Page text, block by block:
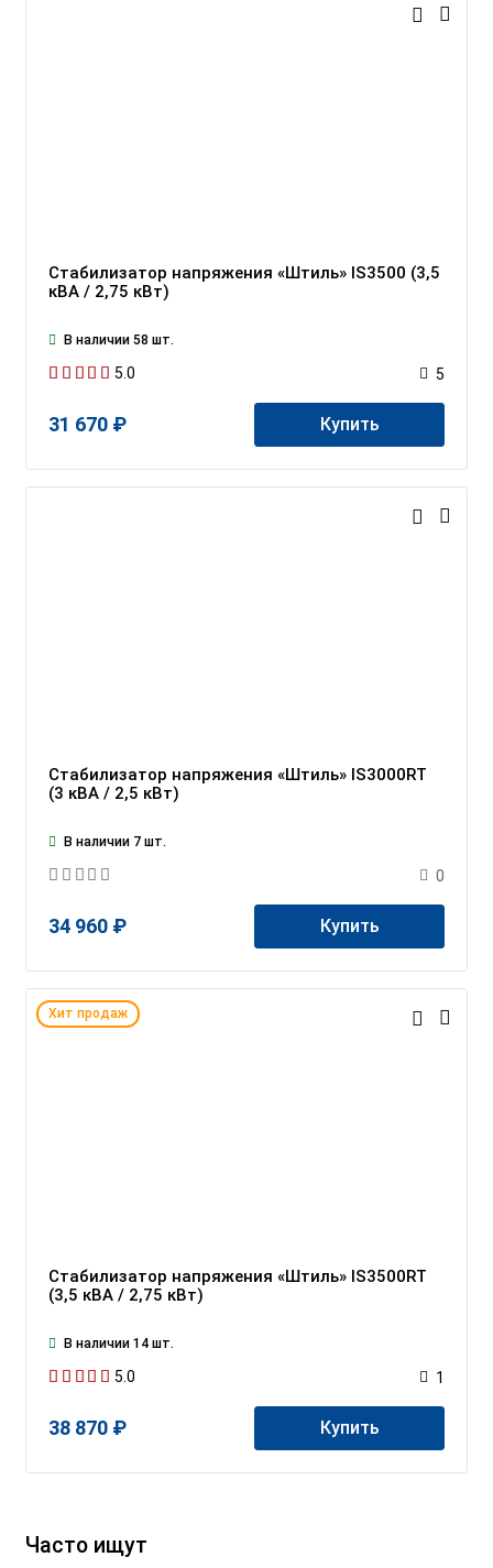
Стабилизатор напряжения «Штиль» IS3500 (3,5
кВА / 2,75 кВт)
В наличии 58 шт.
5.0 5
31 670 ₽ Купить
Стабилизатор напряжения «Штиль» IS3000RT
(3 кВА / 2,5 кВт)
В наличии 7 шт.
0
34 960 ₽ Купить
Хит продаж
Стабилизатор напряжения «Штиль» IS3500RT
(3,5 кВА / 2,75 кВт)
В наличии 14 шт.
5.0 1
38 870 ₽ Купить
Часто ищут